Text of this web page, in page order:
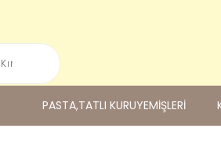
PASTA,TATLI KURUYEMİŞLERİ